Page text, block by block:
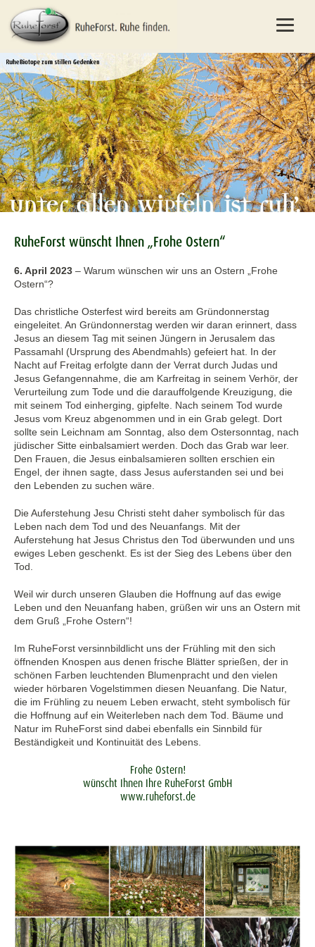
RuheForst wünscht Ihnen „Frohe Ostern“
6. April 2023 – Warum wünschen wir uns an Ostern „Frohe
Ostern“?
Das christliche Osterfest wird bereits am Gründonnerstag
eingeleitet. An Gründonnerstag werden wir daran erinnert, dass
Jesus an diesem Tag mit seinen Jüngern in Jerusalem das
Passamahl (Ursprung des Abendmahls) gefeiert hat. In der
Nacht auf Freitag erfolgte dann der Verrat durch Judas und
Jesus Gefangennahme, die am Karfreitag in seinem Verhör, der
Verurteilung zum Tode und die darauffolgende Kreuzigung, die
mit seinem Tod einherging, gipfelte. Nach seinem Tod wurde
Jesus vom Kreuz abgenommen und in ein Grab gelegt. Dort
sollte sein Leichnam am Sonntag, also dem Ostersonntag, nach
jüdischer Sitte einbalsamiert werden. Doch das Grab war leer.
Den Frauen, die Jesus einbalsamieren sollten erschien ein
Engel, der ihnen sagte, dass Jesus auferstanden sei und bei
den Lebenden zu suchen wäre.
Die Auferstehung Jesu Christi steht daher symbolisch für das
Leben nach dem Tod und des Neuanfangs. Mit der
Auferstehung hat Jesus Christus den Tod überwunden und uns
ewiges Leben geschenkt. Es ist der Sieg des Lebens über den
Tod.
Weil wir durch unseren Glauben die Hoffnung auf das ewige
Leben und den Neuanfang haben, grüßen wir uns an Ostern mit
dem Gruß „Frohe Ostern“!
Im RuheForst versinnbildlicht uns der Frühling mit den sich
öffnenden Knospen aus denen frische Blätter sprießen, der in
schönen Farben leuchtenden Blumenpracht und den vielen
wieder hörbaren Vogelstimmen diesen Neuanfang. Die Natur,
die im Frühling zu neuem Leben erwacht, steht symbolisch für
die Hoffnung auf ein Weiterleben nach dem Tod. Bäume und
Natur im RuheForst sind dabei ebenfalls ein Sinnbild für
Beständigkeit und Kontinuität des Lebens.
Frohe Ostern!
wünscht Ihnen Ihre RuheForst GmbH
www.ruheforst.de